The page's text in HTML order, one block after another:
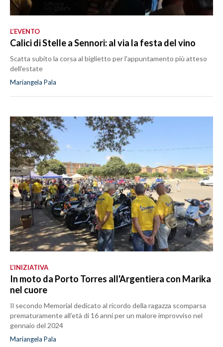
L’EVENTO
Calici di Stelle a Sennori: al via la festa del vino
Scatta subito la corsa al biglietto per l'appuntamento più atteso
dell’estate
Mariangela Pala
L’INIZIATIVA
In moto da Porto Torres all'Argentiera con Marika
nel cuore
Il secondo Memorial dedicato al ricordo della ragazza scomparsa
prematuramente all’età di 16 anni per un malore improvviso nel
gennaio del 2024
Mariangela Pala